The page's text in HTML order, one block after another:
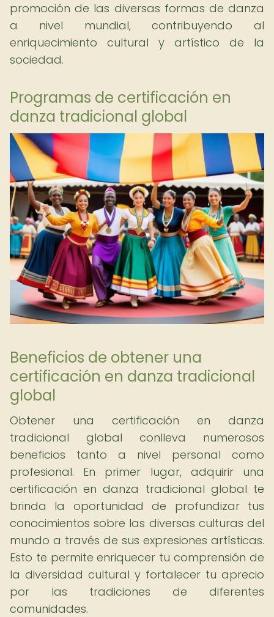
promoción de las diversas formas de danza
a nivel mundial, contribuyendo al
enriquecimiento cultural y artístico de la
sociedad.
Programas de certificación en
danza tradicional global
Beneficios de obtener una
certificación en danza tradicional
global
Obtener una certificación en danza
tradicional global conlleva numerosos
beneficios tanto a nivel personal como
profesional. En primer lugar, adquirir una
certificación en danza tradicional global te
brinda la oportunidad de profundizar tus
conocimientos sobre las diversas culturas del
mundo a través de sus expresiones artísticas.
Esto te permite enriquecer tu comprensión de
la diversidad cultural y fortalecer tu aprecio
por las tradiciones de diferentes
comunidades.